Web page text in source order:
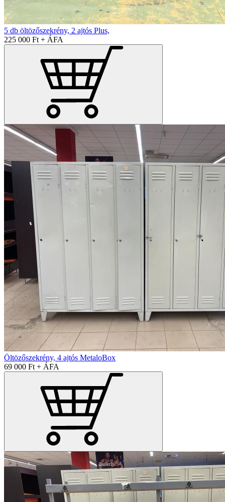
5 db öltözőszekrény, 2 ajtós Plus,
225 000 Ft + ÁFA
Öltözőszekrény, 4 ajtós MetaloBox
69 000 Ft + ÁFA